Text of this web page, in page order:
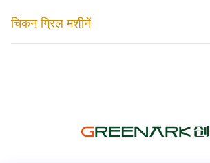
चिकन ग्रिल मशीनें